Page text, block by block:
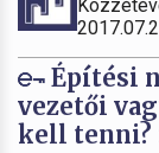
Építési
vezetői
kell tenni?